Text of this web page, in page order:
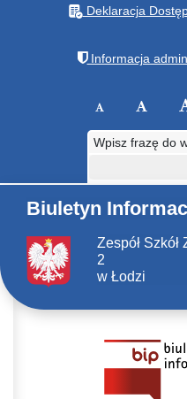
Deklaracja
Informacja
Wpisz frazę do
Biuletyn
Zespół
2
w Łodzi